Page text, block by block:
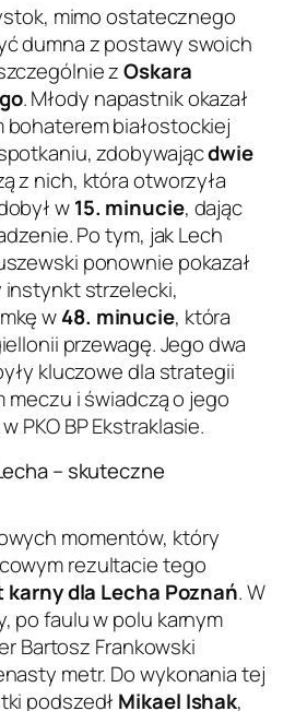
mimo ostatecznego
dumna z postawy swoich
zOskara
. Młody napastnik okazał
bohaterem białostockiej
zdobywającdwie
z nich, która otworzyła
w15. minucie, dając
Po tym, jak Lech
ponownie pokazał
strzelecki,
w48. minucie, która
przewagę. Jego dwa
kluczowe dla strategii
meczu i świadczą o jego
PKO BP Ekstraklasie.
– skuteczne
momentów, który
rezultacie tego
karny dla Lecha Poznań. W
po faulu w polu karnym
Bartosz Frankowski
metr. Do wykonania tej
podszedł Mikael Ishak,